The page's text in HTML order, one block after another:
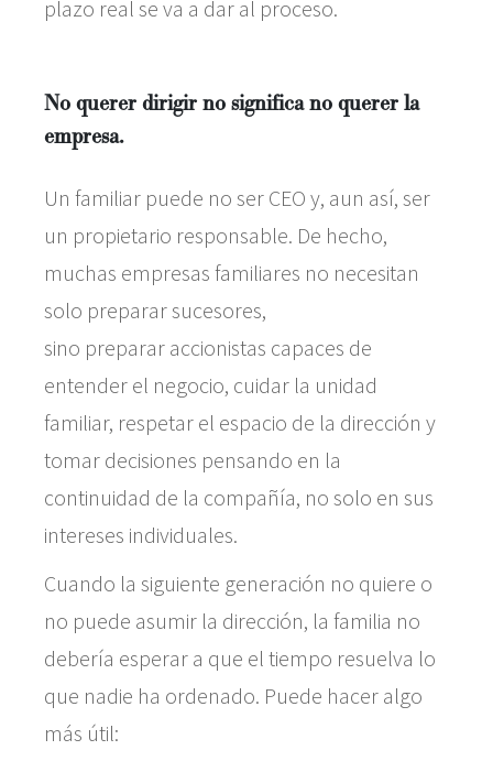
plazo real se va a dar al proceso.
No querer dirigir no significa no querer la
empresa.
Un familiar puede no ser CEO y, aun así, ser
un propietario responsable. De hecho,
muchas empresas familiares no necesitan
solo preparar sucesores,
sino preparar accionistas capaces de
entender el negocio, cuidar la unidad
familiar, respetar el espacio de la dirección y
tomar decisiones pensando en la
continuidad de la compañía, no solo en sus
intereses individuales.
Cuando la siguiente generación no quiere o
no puede asumir la dirección, la familia no
debería esperar a que el tiempo resuelva lo
que nadie ha ordenado. Puede hacer algo
más útil: